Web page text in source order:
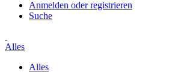
Anmelden oder registrieren
Suche
Alles
Alles